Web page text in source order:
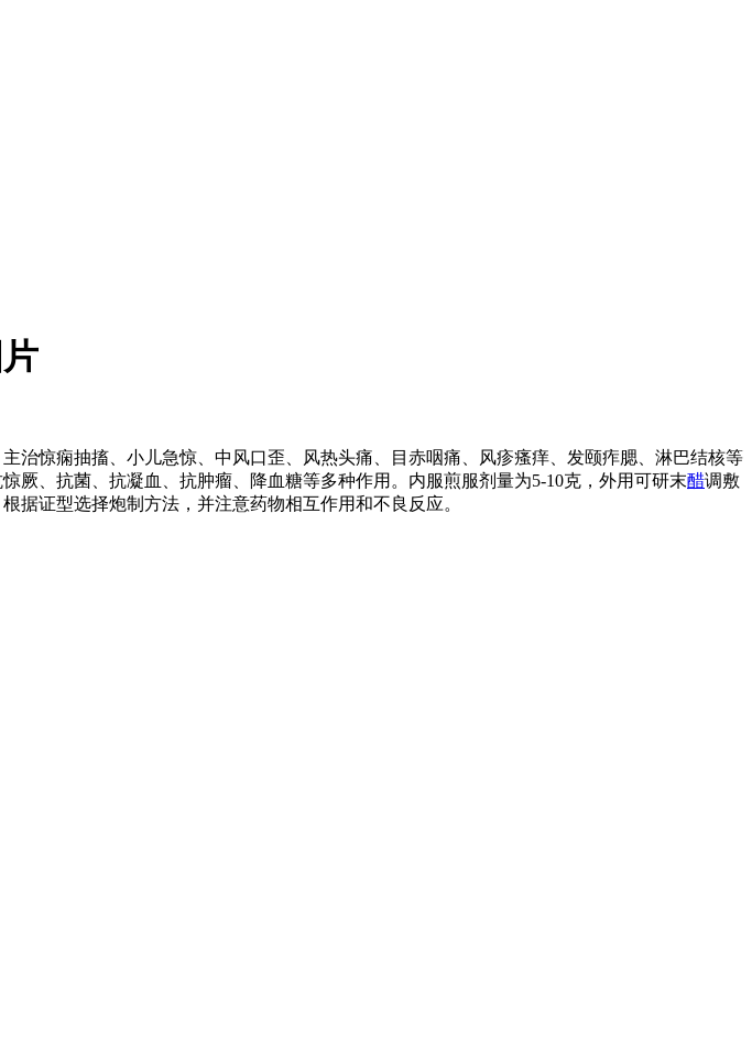
治惊痫抽搐、小儿急惊、中风口歪、风热头痛、目赤咽痛、风疹瘙痒、发颐痄腮、淋巴结核等
、抗菌、抗凝血、抗肿瘤、降血糖等多种作用。内服煎服剂量为5-10克，外用可研末醋调敷
据证型选择炮制方法，并注意药物相互作用和不良反应。